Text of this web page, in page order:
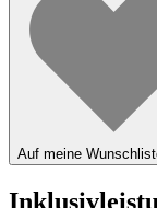
Auf meine